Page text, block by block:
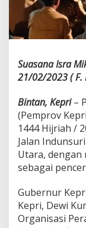
Suasana Isra
21/02/2023 ( F.
Bintan, Kepri–
(Pemprov
1444 Hijriah /
Jalan
Utara, dengan
sebagai
Gubernur
Kepri, Dewi
Organisasi